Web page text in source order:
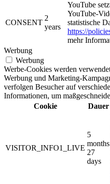
CONSENT
2
years
YouTube
YouTube-
statistische
https://
mehr
Werbung
Werbung
Werbe-Cookies werden
Werbung und Marketing-
verfolgen Besucher auf
Informationen, um
Cookie
Dauer
VISITOR_INFO1_LIVE
5
months
27
days